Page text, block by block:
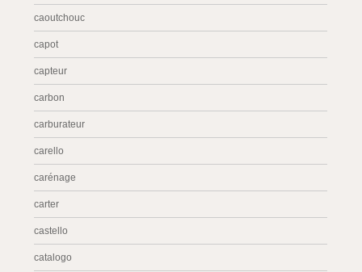
caoutchouc
capot
capteur
carbon
carburateur
carello
carénage
carter
castello
catalogo